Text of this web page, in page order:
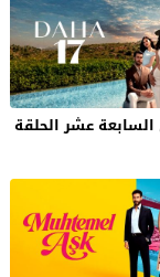
عشر الحلقة